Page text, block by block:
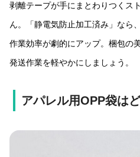
剥離テープが手にまとわりつくス
ん。「静電気防止加工済み」なら
作業効率が劇的にアップ。梱包の
発送作業を軽やかにしましょう。
アパレル用OPP袋は